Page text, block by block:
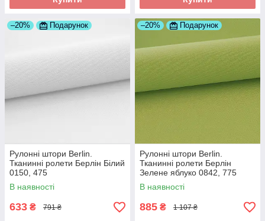
–20% Подарунок
Рулонні штори Berlin.
Тканинні ролети Берлін Білий
0150, 475
В наявності
633 ₴ 791 ₴
–20% Подарунок
Рулонні штори Berlin.
Тканинні ролети Берлін
Зелене яблуко 0842, 775
В наявності
885 ₴ 1 107 ₴